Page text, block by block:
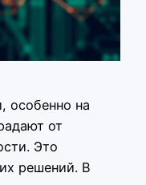
особенно на
от
Это
решений. В